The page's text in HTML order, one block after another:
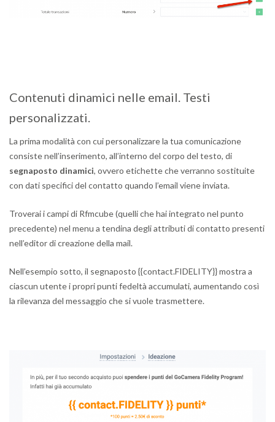
Contenuti dinamici nelle email. Testi
personalizzati.
La prima modalità con cui personalizzare la tua comunicazione
consiste nell’inserimento, all’interno del corpo del testo, di
segnaposto dinamici, ovvero etichette che verranno sostituite
con dati specifici del contatto quando l’email viene inviata.
Troverai i campi di Rfmcube (quelli che hai integrato nel punto
precedente) nel menu a tendina degli attributi di contatto presenti
nell’editor di creazione della mail.
Nell’esempio sotto, il segnaposto {{contact.FIDELITY}} mostra a
ciascun utente i propri punti fedeltà accumulati, aumentando così
la rilevanza del messaggio che si vuole trasmettere.